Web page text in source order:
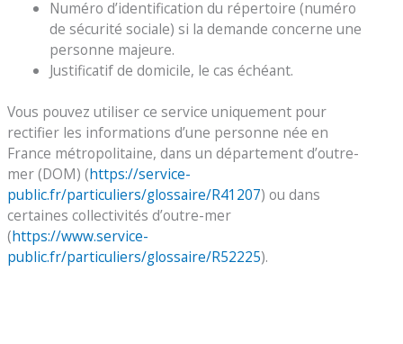
Numéro d’identification du répertoire (numéro
de sécurité sociale) si la demande concerne une
personne majeure.
Justificatif de domicile, le cas échéant.
Vous pouvez utiliser ce service uniquement pour
rectifier les informations d’une personne née en
France métropolitaine, dans un département d’outre-
mer (DOM) (https://service-
public.fr/particuliers/glossaire/R41207) ou dans
certaines collectivités d’outre-mer
(https://www.service-
public.fr/particuliers/glossaire/R52225).